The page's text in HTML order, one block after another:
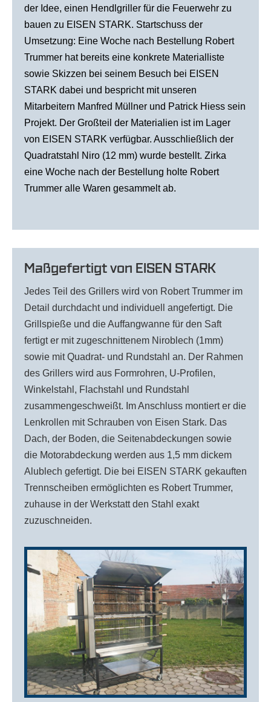
der Idee, einen Hendlgriller für die Feuerwehr zu
bauen zu EISEN STARK. Startschuss der
Umsetzung: Eine Woche nach Bestellung Robert
Trummer hat bereits eine konkrete Materialliste
sowie Skizzen bei seinem Besuch bei EISEN
STARK dabei und bespricht mit unseren
Mitarbeitern Manfred Müllner und Patrick Hiess sein
Projekt. Der Großteil der Materialien ist im Lager
von EISEN STARK verfügbar. Ausschließlich der
Quadratstahl Niro (12 mm) wurde bestellt. Zirka
eine Woche nach der Bestellung holte Robert
Trummer alle Waren gesammelt ab.
Maßgefertigt von EISEN STARK
Jedes Teil des Grillers wird von Robert Trummer im
Detail durchdacht und individuell angefertigt. Die
Grillspieße und die Auffangwanne für den Saft
fertigt er mit zugeschnittenem Niroblech (1mm)
sowie mit Quadrat- und Rundstahl an. Der Rahmen
des Grillers wird aus Formrohren, U-Profilen,
Winkelstahl, Flachstahl und Rundstahl
zusammengeschweißt. Im Anschluss montiert er die
Lenkrollen mit Schrauben von Eisen Stark. Das
Dach, der Boden, die Seitenabdeckungen sowie
die Motorabdeckung werden aus 1,5 mm dickem
Alublech gefertigt. Die bei EISEN STARK gekauften
Trennscheiben ermöglichten es Robert Trummer,
zuhause in der Werkstatt den Stahl exakt
zuzuschneiden.